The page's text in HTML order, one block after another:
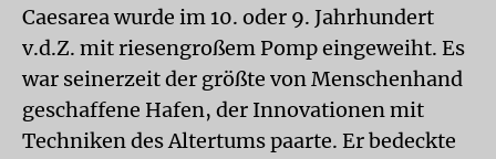
Caesarea wurde im 10. oder 9. Jahrhundert
v.d.Z. mit riesengroßem Pomp eingeweiht. Es
war seinerzeit der größte von Menschenhand
geschaffene Hafen, der Innovationen mit
Techniken des Altertums paarte. Er bedeckte